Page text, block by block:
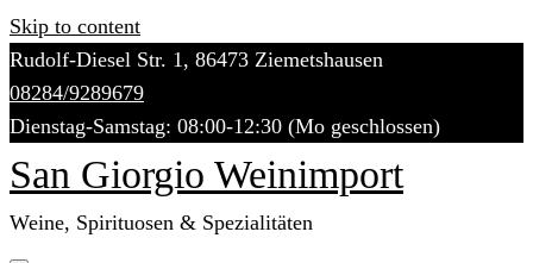
Skip to content
Rudolf-Diesel Str. 1, 86473 Ziemetshausen
08284/9289679
Dienstag-Samstag: 08:00-12:30 (Mo geschlossen)
San Giorgio Weinimport
Weine, Spirituosen & Spezialitäten